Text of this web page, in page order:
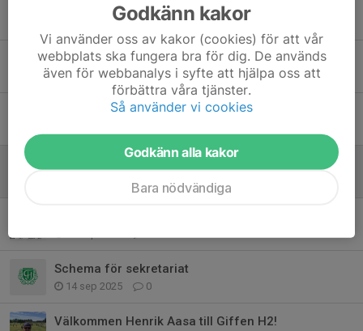
13 jan, 21:38 0
Nytt datum mån 2/2 mot Kalix
6 jan, 21:30 0
Lagarbete 4 pers 25/10 kl 18:30-00:00
Schema för sekretariat
14 sep 2025 0
Välkommen Henrik Aasa till Giffen H2!
Godkänn kakor
Vi använder oss av kakor (cookies) för att vår
webbplats ska fungera bra för dig. De används
även för webbanalys i syfte att hjälpa oss att
förbättra våra tjänster.
Så använder vi cookies
Godkänn alla kakor
Bara nödvändiga